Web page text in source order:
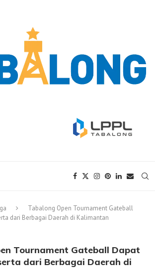
Tabalong Open Tournament Gateball
dari Berbagai Daerah di Kalimantan
Tournament Gateball Dapat
dari Berbagai Daerah di